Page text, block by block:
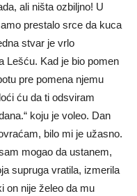
ali ništa ozbiljno! U
prestalo srce da kuca
stvar je vrlo
Lešću. Kad je bio pomen
pre pomena njemu
ću da ti odsviram
koju je voleo. Dan
bilo mi je užasno.
mogao da ustanem,
supruga vratila, izmerila
on nije želeo da mu